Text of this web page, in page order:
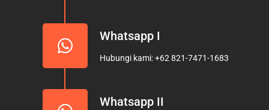
Whatsapp I
Hubungi kami: +62 821-7471-1683
Whatsapp II